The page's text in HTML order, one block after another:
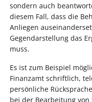
sondern auch
diesem Fall, dass die
Anliegen
Gegendarstellung das
muss.
Es ist zum Beispiel
Finanzamt schriftlich,
persönliche
bei der Bearbeitung